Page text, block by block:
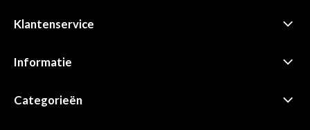
Klantenservice
Informatie
Categorieën